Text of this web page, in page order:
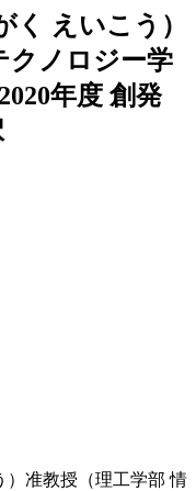
く えいこう）
クノロジー学
年度 創発
）准教授（理工学部 情